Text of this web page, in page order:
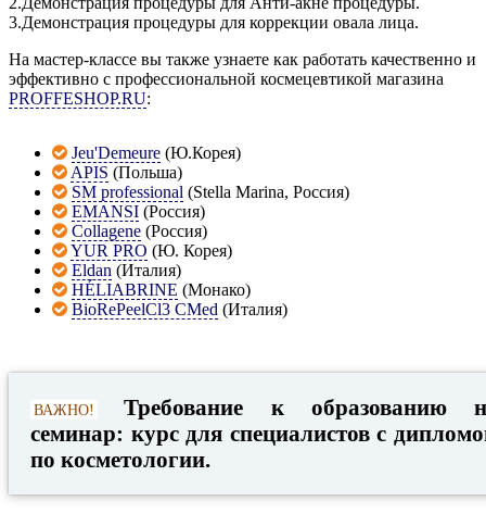
3.Демонстрация процедуры для коррекции овала лица.
На мастер-классе вы также узнаете как работать качественно и
эффективно с профессиональной космецевтикой магазина
PROFFESHOP.RU:
Jeu'Demeure (Ю.Корея)
APIS (Польша)
SM professional (Stella Marina, Россия)
EMANSI (Россия)
Collagene (Россия)
YUR PRO (Ю. Корея)
Eldan (Италия)
HÉLIABRINE (Монако)
BioRePeelCl3 СMed (Италия)
ВАЖНО!
Требование к образованию
семинар: курс для специалистов с
по косметологии.